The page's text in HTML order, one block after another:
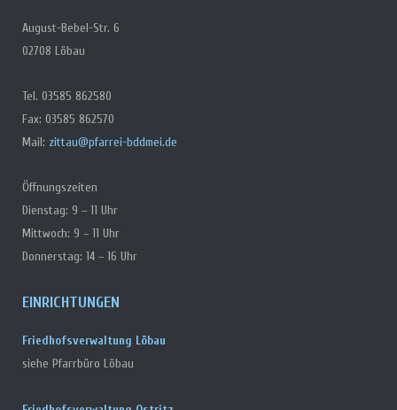
August-Bebel-Str. 6
02708 Löbau
Tel. 03585 862580
Fax: 03585 862570
Mail: zittau@pfarrei-bddmei.de
Öffnungszeiten
Dienstag: 9 – 11 Uhr
Mittwoch: 9 – 11 Uhr
Donnerstag: 14 – 16 Uhr
EINRICHTUNGEN
Friedhofsverwaltung Löbau
siehe Pfarrbüro Löbau